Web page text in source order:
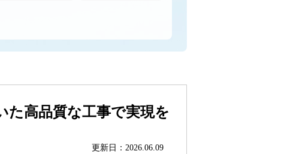
た高品質な工事で実現を
更新日：2026.06.09